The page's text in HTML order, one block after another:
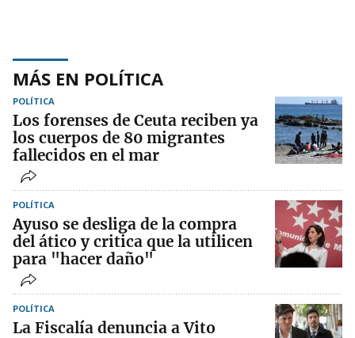
MÁS EN POLÍTICA
POLÍTICA
Los forenses de Ceuta reciben ya
los cuerpos de 80 migrantes
fallecidos en el mar
POLÍTICA
Ayuso se desliga de la compra
del ático y critica que la utilicen
para "hacer daño"
POLÍTICA
La Fiscalía denuncia a Vito